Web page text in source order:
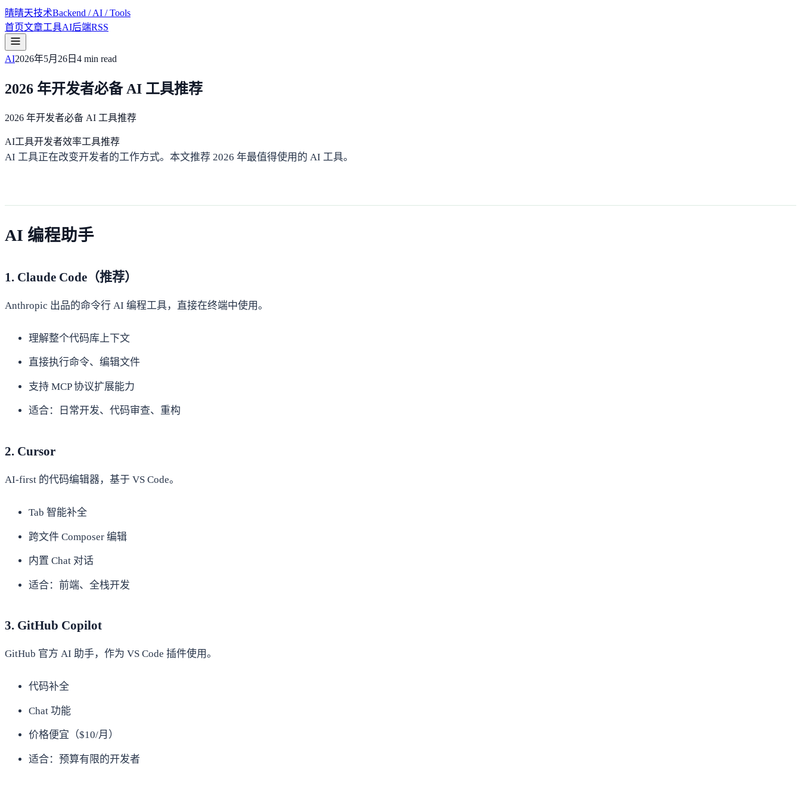
晴晴天技术Backend / AI / Tools
首页文章工具AI后端RSS
AI2026年5月26日 4 min read
2026 年开发者必备 AI 工具推荐
2026 年开发者必备 AI 工具推荐
AI工具开发者效率工具推荐
AI 工具正在改变开发者的工作方式。本文推荐 2026 年最值得使用的 AI 工具。
AI 编程助手
1. Claude Code（推荐）
Anthropic 出品的命令行 AI 编程工具，直接在终端中使用。
理解整个代码库上下文
直接执行命令、编辑文件
支持 MCP 协议扩展能力
适合：日常开发、代码审查、重构
2. Cursor
AI-first 的代码编辑器，基于 VS Code。
Tab 智能补全
跨文件 Composer 编辑
内置 Chat 对话
适合：前端、全栈开发
3. GitHub Copilot
GitHub 官方 AI 助手，作为 VS Code 插件使用。
代码补全
Chat 功能
价格便宜（$10/月）
适合：预算有限的开发者